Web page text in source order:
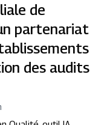
de
partenariat
des audits